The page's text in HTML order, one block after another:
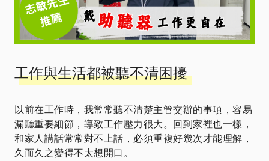
工作與生活都被聽不清困擾
以前在工作時，我常常聽不清楚主管交辦的事項，容易
漏聽重要細節，導致工作壓力很大。回到家裡也一樣，
和家人講話常常對不上話，必須重複好幾次才能理解，
久而久之變得不太想開口。